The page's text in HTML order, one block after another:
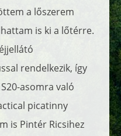
a lőszerem
is ki a lőtérre.
rendelkezik, így
asomra való
picatinny
is Pintér Ricsihez